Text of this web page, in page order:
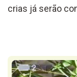
crias já serão